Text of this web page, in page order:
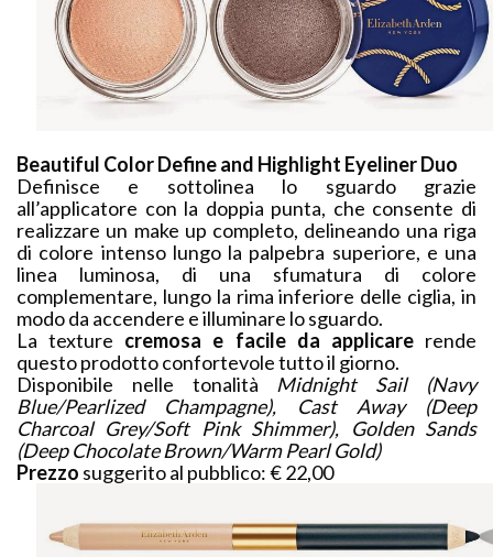
Beautiful Color Define and Highlight Eyeliner Duo
Definisce e sottolinea lo sguardo grazie
all’applicatore con la doppia punta, che consente di
realizzare un make up completo, delineando una riga
di colore intenso lungo la palpebra superiore, e una
linea luminosa, di una sfumatura di colore
complementare, lungo la rima inferiore delle ciglia, in
modo da accendere e illuminare lo sguardo.
La texture cremosa e facile da applicarerende
questo prodotto confortevole tutto il giorno.
Disponibile nelle tonalità Midnight Sail (Navy
Blue/Pearlized Champagne), Cast Away (Deep
Charcoal Grey/Soft Pink Shimmer), Golden Sands
(Deep Chocolate Brown/Warm Pearl Gold)
Prezzo suggerito al pubblico: € 22,00